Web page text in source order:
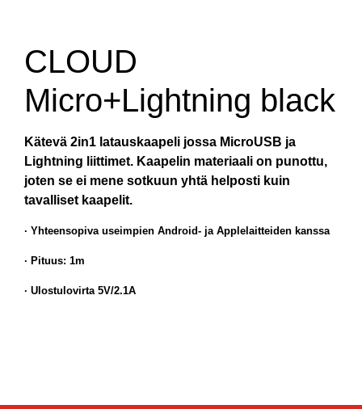
CLOUD
Micro+Lightning black
Kätevä 2in1 latauskaapeli jossa MicroUSB ja
Lightning liittimet. Kaapelin materiaali on punottu,
joten se ei mene sotkuun yhtä helposti kuin
tavalliset kaapelit.
· Yhteensopiva useimpien Android- ja Applelaitteiden kanssa
· Pituus: 1m
· Ulostulovirta 5V/2.1A